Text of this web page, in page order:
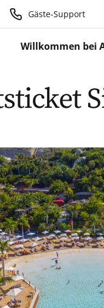
Gäste-Support
Willkommen bei